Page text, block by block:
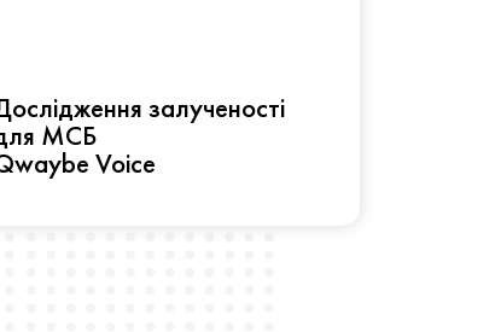
залученості
МСБ
Voice